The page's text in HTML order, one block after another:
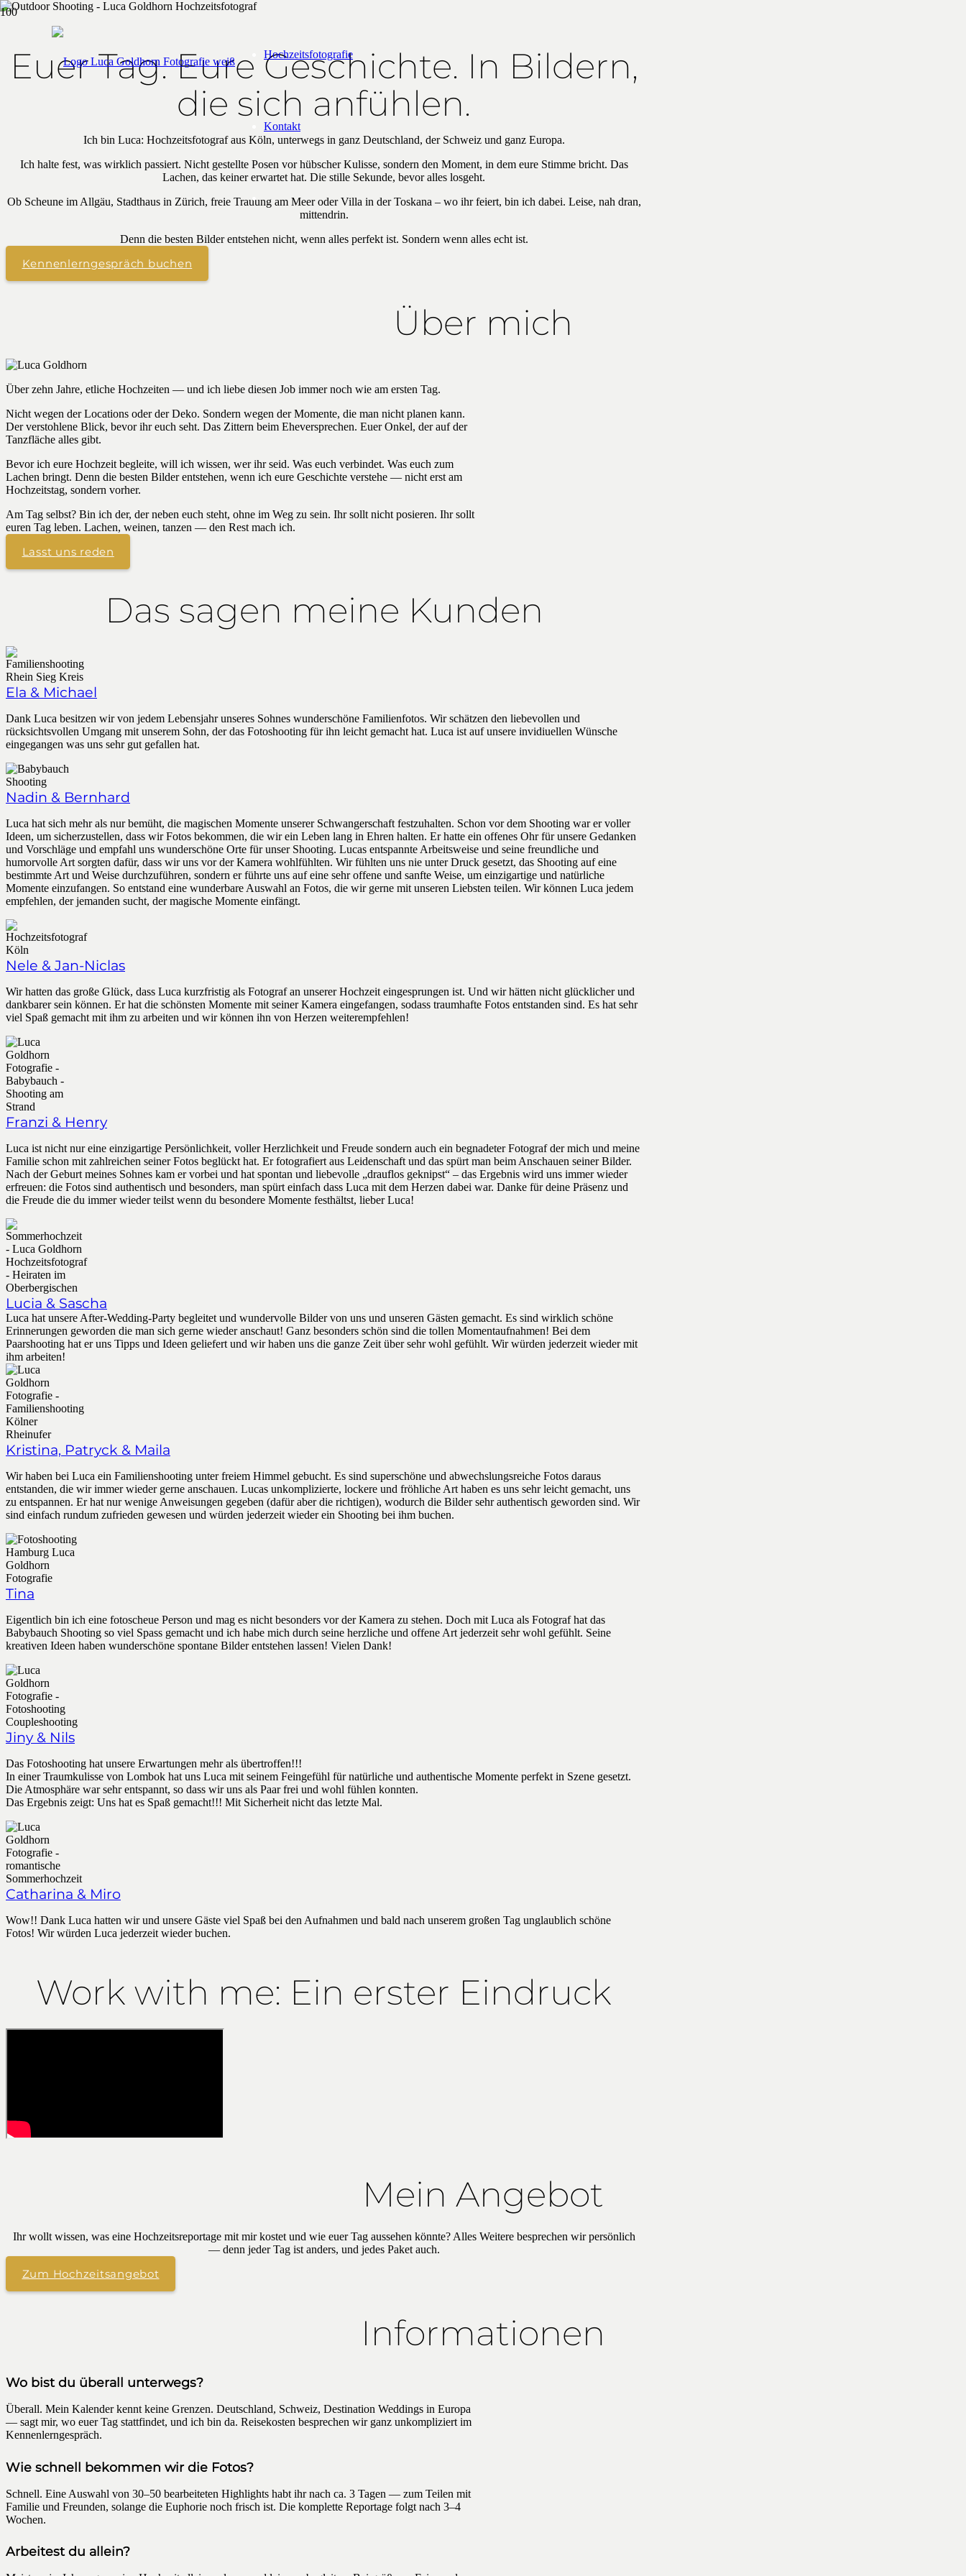
Hochzeitsfotografie
Kontakt
Euer Tag. Eure Geschichte. In Bildern,
die sich anfühlen.
Ich bin Luca: Hochzeitsfotograf aus Köln, unterwegs in ganz Deutschland, der Schweiz und ganz Europa.
Ich halte fest, was wirklich passiert. Nicht gestellte Posen vor hübscher Kulisse, sondern den Moment, in dem eure Stimme bricht. Das
Lachen, das keiner erwartet hat. Die stille Sekunde, bevor alles losgeht.
Ob Scheune im Allgäu, Stadthaus in Zürich, freie Trauung am Meer oder Villa in der Toskana – wo ihr feiert, bin ich dabei. Leise, nah dran,
mittendrin.
Denn die besten Bilder entstehen nicht, wenn alles perfekt ist. Sondern wenn alles echt ist.
Kennenlerngespräch buchen
Über mich
Über zehn Jahre, etliche Hochzeiten — und ich liebe diesen Job immer noch wie am ersten Tag.
Nicht wegen der Locations oder der Deko. Sondern wegen der Momente, die man nicht planen kann.
Der verstohlene Blick, bevor ihr euch seht. Das Zittern beim Eheversprechen. Euer Onkel, der auf der
Tanzfläche alles gibt.
Bevor ich eure Hochzeit begleite, will ich wissen, wer ihr seid. Was euch verbindet. Was euch zum
Lachen bringt. Denn die besten Bilder entstehen, wenn ich eure Geschichte verstehe — nicht erst am
Hochzeitstag, sondern vorher.
Am Tag selbst? Bin ich der, der neben euch steht, ohne im Weg zu sein. Ihr sollt nicht posieren. Ihr sollt
euren Tag leben. Lachen, weinen, tanzen — den Rest mach ich.
Lasst uns reden
Das sagen meine Kunden
Ela & Michael
Dank Luca besitzen wir von jedem Lebensjahr unseres Sohnes wunderschöne Familienfotos. Wir schätzen den liebevollen und
rücksichtsvollen Umgang mit unserem Sohn, der das Fotoshooting für ihn leicht gemacht hat. Luca ist auf unsere invidiuellen Wünsche
eingegangen was uns sehr gut gefallen hat.
Nadin & Bernhard
Luca hat sich mehr als nur bemüht, die magischen Momente unserer Schwangerschaft festzuhalten. Schon vor dem Shooting war er voller
Ideen, um sicherzustellen, dass wir Fotos bekommen, die wir ein Leben lang in Ehren halten. Er hatte ein offenes Ohr für unsere Gedanken
und Vorschläge und empfahl uns wunderschöne Orte für unser Shooting. Lucas entspannte Arbeitsweise und seine freundliche und
humorvolle Art sorgten dafür, dass wir uns vor der Kamera wohlfühlten. Wir fühlten uns nie unter Druck gesetzt, das Shooting auf eine
bestimmte Art und Weise durchzuführen, sondern er führte uns auf eine sehr offene und sanfte Weise, um einzigartige und natürliche
Momente einzufangen. So entstand eine wunderbare Auswahl an Fotos, die wir gerne mit unseren Liebsten teilen. Wir können Luca jedem
empfehlen, der jemanden sucht, der magische Momente einfängt.
Nele & Jan-Niclas
Wir hatten das große Glück, dass Luca kurzfristig als Fotograf an unserer Hochzeit eingesprungen ist. Und wir hätten nicht glücklicher und
dankbarer sein können. Er hat die schönsten Momente mit seiner Kamera eingefangen, sodass traumhafte Fotos entstanden sind. Es hat sehr
viel Spaß gemacht mit ihm zu arbeiten und wir können ihn von Herzen weiterempfehlen!
Franzi & Henry
Luca ist nicht nur eine einzigartige Persönlichkeit, voller Herzlichkeit und Freude sondern auch ein begnadeter Fotograf der mich und meine
Familie schon mit zahlreichen seiner Fotos beglückt hat. Er fotografiert aus Leidenschaft und das spürt man beim Anschauen seiner Bilder.
Nach der Geburt meines Sohnes kam er vorbei und hat spontan und liebevolle „drauflos geknipst“ – das Ergebnis wird uns immer wieder
erfreuen: die Fotos sind authentisch und besonders, man spürt einfach dass Luca mit dem Herzen dabei war. Danke für deine Präsenz und
die Freude die du immer wieder teilst wenn du besondere Momente festhältst, lieber Luca!
Lucia & Sascha
Luca hat unsere After-Wedding-Party begleitet und wundervolle Bilder von uns und unseren Gästen gemacht. Es sind wirklich schöne
Erinnerungen geworden die man sich gerne wieder anschaut! Ganz besonders schön sind die tollen Momentaufnahmen! Bei dem
Paarshooting hat er uns Tipps und Ideen geliefert und wir haben uns die ganze Zeit über sehr wohl gefühlt. Wir würden jederzeit wieder mit
ihm arbeiten!
Kristina, Patryck & Maila
Wir haben bei Luca ein Familienshooting unter freiem Himmel gebucht. Es sind superschöne und abwechslungsreiche Fotos daraus
entstanden, die wir immer wieder gerne anschauen. Lucas unkomplizierte, lockere und fröhliche Art haben es uns sehr leicht gemacht, uns
zu entspannen. Er hat nur wenige Anweisungen gegeben (dafür aber die richtigen), wodurch die Bilder sehr authentisch geworden sind. Wir
sind einfach rundum zufrieden gewesen und würden jederzeit wieder ein Shooting bei ihm buchen.
Tina
Eigentlich bin ich eine fotoscheue Person und mag es nicht besonders vor der Kamera zu stehen. Doch mit Luca als Fotograf hat das
Babybauch Shooting so viel Spass gemacht und ich habe mich durch seine herzliche und offene Art jederzeit sehr wohl gefühlt. Seine
kreativen Ideen haben wunderschöne spontane Bilder entstehen lassen! Vielen Dank!
Jiny & Nils
Das Fotoshooting hat unsere Erwartungen mehr als übertroffen!!!
In einer Traumkulisse von Lombok hat uns Luca mit seinem Feingefühl für natürliche und authentische Momente perfekt in Szene gesetzt.
Die Atmosphäre war sehr entspannt, so dass wir uns als Paar frei und wohl fühlen konnten.
Das Ergebnis zeigt: Uns hat es Spaß gemacht!!! Mit Sicherheit nicht das letzte Mal.
Catharina & Miro
Wow!! Dank Luca hatten wir und unsere Gäste viel Spaß bei den Aufnahmen und bald nach unserem großen Tag unglaublich schöne
Fotos! Wir würden Luca jederzeit wieder buchen.
Work with me: Ein erster Eindruck
Mein Angebot
Ihr wollt wissen, was eine Hochzeitsreportage mit mir kostet und wie euer Tag aussehen könnte? Alles Weitere besprechen wir persönlich
— denn jeder Tag ist anders, und jedes Paket auch.
Zum Hochzeitsangebot
Informationen
Wo bist du überall unterwegs?
Überall. Mein Kalender kennt keine Grenzen. Deutschland, Schweiz, Destination Weddings in Europa
— sagt mir, wo euer Tag stattfindet, und ich bin da. Reisekosten besprechen wir ganz unkompliziert im
Kennenlerngespräch.
Wie schnell bekommen wir die Fotos?
Schnell. Eine Auswahl von 30–50 bearbeiteten Highlights habt ihr nach ca. 3 Tagen — zum Teilen mit
Familie und Freunden, solange die Euphorie noch frisch ist. Die komplette Reportage folgt nach 3–4
Wochen.
Arbeitest du allein?